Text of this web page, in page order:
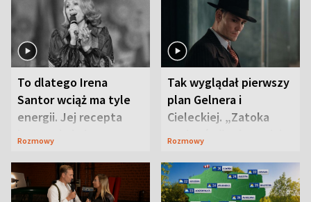
To dlatego Irena
Santor wciąż ma tyle
energii. Jej recepta
jest zaskakująco
Rozmowy
Tak wyglądał pierwszy
plan Gelnera i
Cieleckiej. „Zatoka
szpiegów” od razu ich
Rozmowy